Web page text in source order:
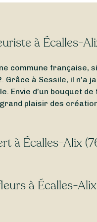
à Écalles-
commune française,
à Sessile, il n’a
Envie d’un bouquet
plaisir des
à Écalles-Alix
de Écalles-Alix
à Écalles-